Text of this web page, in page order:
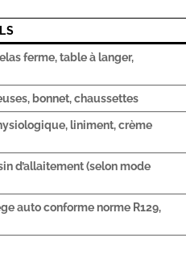
ferme, table à langer,
bonnet, chaussettes
liniment, crème
d’allaitement (selon mode
auto conforme norme R129,